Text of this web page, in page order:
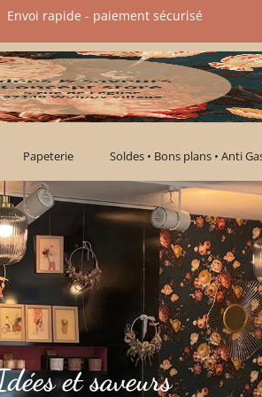
Envoi rapide - paiement sécurisé​
Papeterie Soldes • Bons plans • Anti
et saveurs